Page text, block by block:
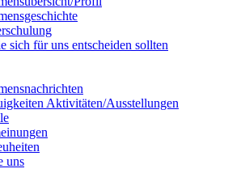
sich für uns entscheiden sollten
Aktivitäten/Ausstellungen
uns